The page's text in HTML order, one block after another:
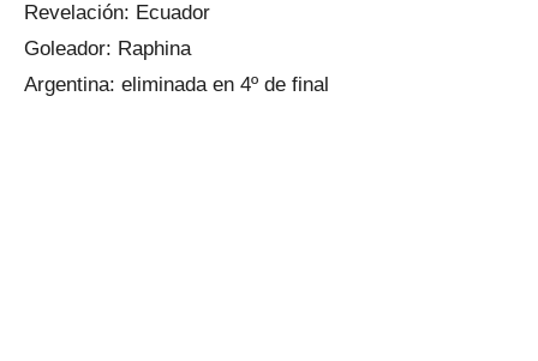
Revelación: Ecuador
Goleador: Raphina
Argentina: eliminada en 4º de final